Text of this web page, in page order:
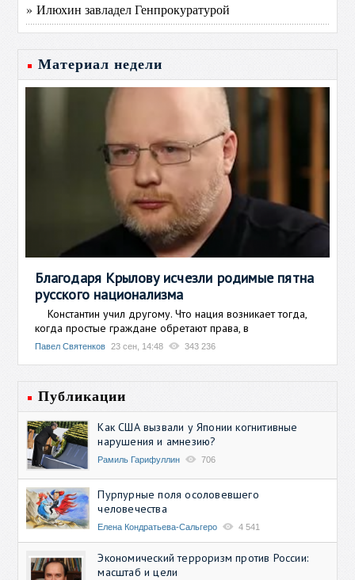
» Илюхин завладел Генпрокуратурой
Материал недели
Благодаря Крылову исчезли родимые пятна
русского национализма
Константин учил другому. Что нация возникает тогда,
когда простые граждане обретают права, в
Павел Святенков 23 сен, 14:48 343 236
Публикации
Как США вызвали у Японии когнитивные
нарушения и амнезию?
Рамиль Гарифуллин 706
Пурпурные поля осоловевшего
человечества
Елена Кондратьева-Сальгеро 4 541
Экономический терроризм против России:
масштаб и цели